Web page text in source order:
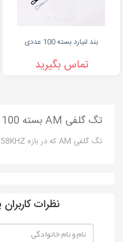
بند لنیارد بسته 100 عددی
تماس بگیرید
تگ گلفی AM بسته 100 عددی
نظرات